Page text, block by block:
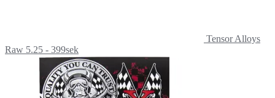
Tensor Alloys
Raw 5.25 - 399sek